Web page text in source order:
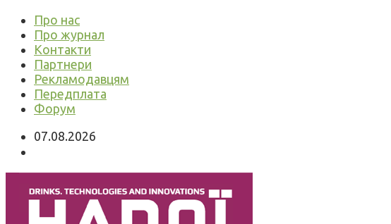
Про нас
Про журнал
Контакти
Партнери
Рекламодавцям
Передплата
Форум
07.08.2026